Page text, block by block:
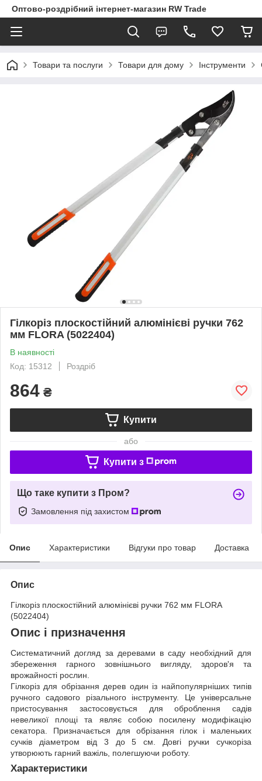
Оптово-роздрібний інтернет-магазин RW Trade
Товари та послуги Товари для дому Інструменти
Гілкоріз плоскостійний алюмінієві ручки 762
мм FLORA (5022404)
В наявності
Код: 15312
Роздріб
864 ₴
Купити
або
Купити з
Що таке купити з Пром?
Замовлення під захистом
Опис Характеристики Відгуки про товар Доставка
Опис
Гілкоріз плоскостійний алюмінієві ручки 762 мм FLORA
(5022404)
Опис і призначення
Систематичний догляд за деревами в саду необхідний для
збереження гарного зовнішнього вигляду, здоров'я та
врожайності рослин.
Гілкоріз для обрізання дерев один із найпопулярніших типів
ручного садового різального інструменту. Це універсальне
пристосування застосовується для оброблення садів
невеликої площі та являє собою посилену модифікацію
секатора. Призначається для обрізання гілок і маленьких
сучків діаметром від 3 до 5 см. Довгі ручки сучкоріза
утворюють гарний важіль, полегшуючи роботу.
Характеристики